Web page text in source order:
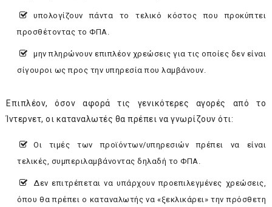
υπολογίζουν πάντα το τελικό κόστος που προκύπτει
προσθέτοντας το ΦΠΑ.
μην πληρώνουν επιπλέον χρεώσεις για τις οποίες δεν είναι
σίγουροι ως προς την υπηρεσία που λαμβάνουν.
Επιπλέον, όσον αφορά τις γενικότερες αγορές από το
Ίντερνετ, οι καταναλωτές θα πρέπει να γνωρίζουν ότι:
Οι τιμές των προϊόντων/υπηρεσιών πρέπει να είναι
τελικές, συμπεριλαμβάνοντας δηλαδή το ΦΠΑ.
Δεν επιτρέπεται να υπάρχουν προεπιλεγμένες χρεώσεις,
όπου θα πρέπει ο καταναλωτής να «ξεκλικάρει» την πρόσθετη